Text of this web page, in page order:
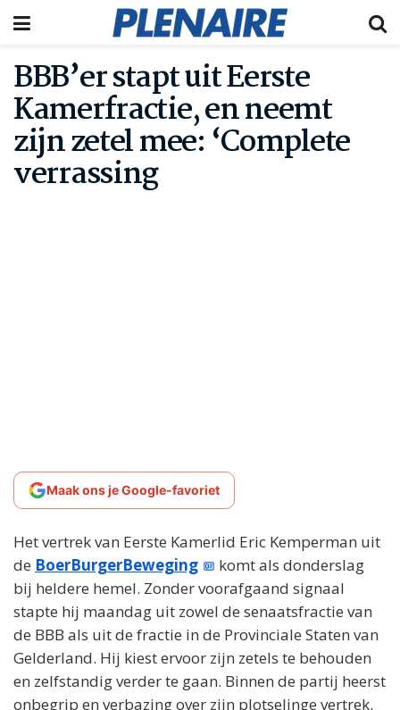
BBB’er stapt uit Eerste
Kamerfractie, en neemt
zijn zetel mee: ‘Complete
verrassing
Maak ons je Google-favoriet
Het vertrek van Eerste Kamerlid Eric Kemperman uit
de BoerBurgerBeweging
komt als donderslag
bij heldere hemel. Zonder voorafgaand signaal
stapte hij maandag uit zowel de senaatsfractie van
de BBB als uit de fractie in de Provinciale Staten van
Gelderland. Hij kiest ervoor zijn zetels te behouden
en zelfstandig verder te gaan. Binnen de partij heerst
onbegrip en verbazing over zijn plotselinge vertrek.